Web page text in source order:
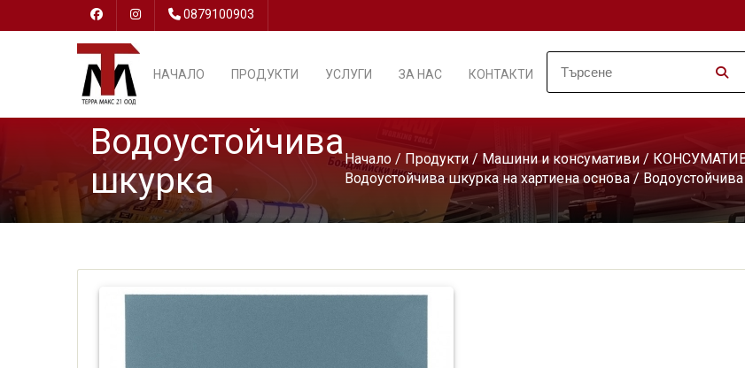
0879100903
НАЧАЛО ПРОДУКТИ УСЛУГИ ЗА НАС КОНТАКТИ
Водоустойчива
шкурка
Начало / Продукти /Машини и консумативи /
Водоустойчива шкурка на хартиена основа/